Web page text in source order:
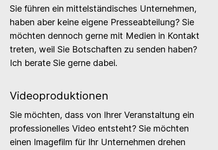
Sie führen ein mittelständisches Unternehmen,
haben aber keine eigene Presseabteilung? Sie
möchten dennoch gerne mit Medien in Kontakt
treten, weil Sie Botschaften zu senden haben?
Ich berate Sie gerne dabei.
Videoproduktionen
Sie möchten, dass von Ihrer Veranstaltung ein
professionelles Video entsteht? Sie möchten
einen Imagefilm für Ihr Unternehmen drehen